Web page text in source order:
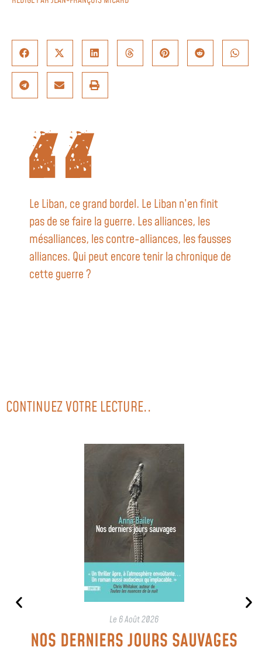
Le Liban, ce grand bordel. Le Liban n’en finit
pas de se faire la guerre. Les alliances, les
mésalliances, les contre-alliances, les fausses
alliances. Qui peut encore tenir la chronique de
cette guerre ?
CONTINUEZ VOTRE LECTURE..
Le 6 Août 2026
NOS DERNIERS JOURS SAUVAGES